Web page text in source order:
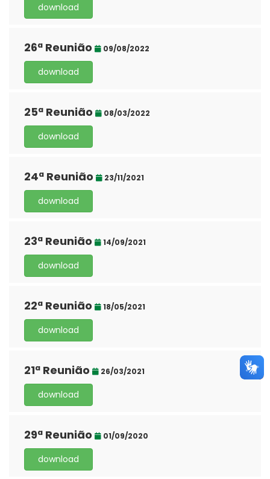
download
26ª Reunião 09/08/2022
download
25ª Reunião 08/03/2022
download
24ª Reunião 23/11/2021
download
23ª Reunião 14/09/2021
download
22ª Reunião 18/05/2021
download
21ª Reunião 26/03/2021
download
29ª Reunião 01/09/2020
download